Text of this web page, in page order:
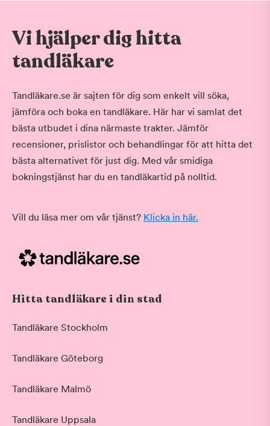
Vi hjälper dig hitta
tandläkare
Tandläkare.se är sajten för dig som enkelt vill söka,
jämföra och boka en tandläkare. Här har vi samlat det
bästa utbudet i dina närmaste trakter. Jämför
recensioner, prislistor och behandlingar för att hitta det
bästa alternativet för just dig. Med vår smidiga
bokningstjänst har du en tandläkartid på nolltid.
Vill du läsa mer om vår tjänst? Klicka in här.
Hitta tandläkare i din stad
Tandläkare Stockholm
Tandläkare Göteborg
Tandläkare Malmö
Tandläkare Uppsala